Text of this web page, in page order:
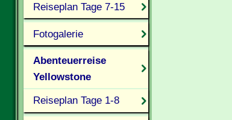
Reiseplan Tage 7-15
Fotogalerie
Abenteuerreise
Yellowstone
Reiseplan Tage 1-8